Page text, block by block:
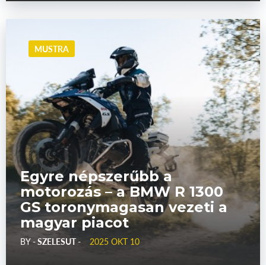
MUSTRA
Egyre népszerűbb a
motorozás – a BMW R 1300
GS toronymagasan vezeti a
magyar piacot
BY- SZELESUT - 2025 OKT 10